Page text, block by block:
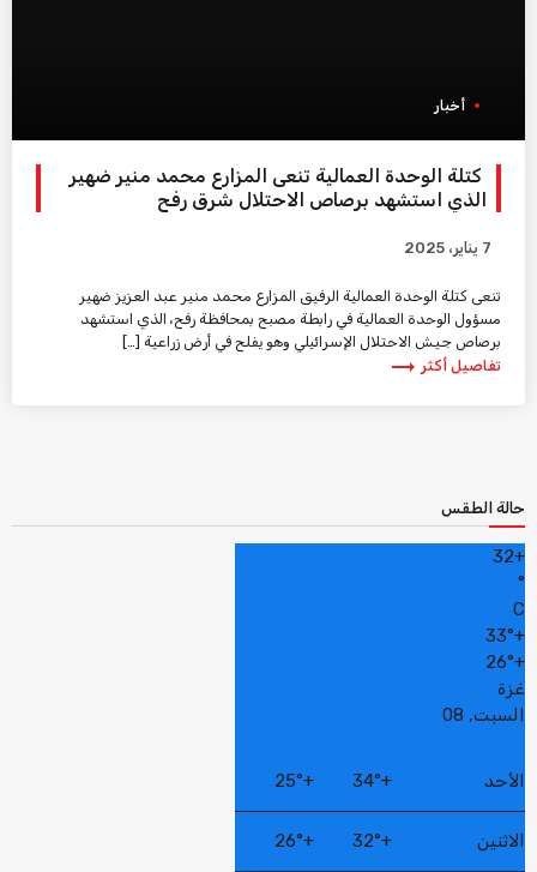
أخبار
كتلة الوحدة العمالية تنعى المزارع محمد منير ضهير
الذي استشهد برصاص الاحتلال شرق رفح
7 يناير، 2025
تنعى كتلة الوحدة العمالية الرفيق المزارع محمد منير عبد العزيز ضهير
مسؤول الوحدة العمالية في رابطة مصبح بمحافظة رفح، الذي استشهد
برصاص جيش الاحتلال الإسرائيلي وهو يفلح في أرض زراعية […]
تفاصيل أكثر trending_flat
حالة الطقس
+
32
°
C
+
33°
+
26°
غزة
السبت, 08
الأحد +
34°
+
25°
الاثنين +
32°
+
26°